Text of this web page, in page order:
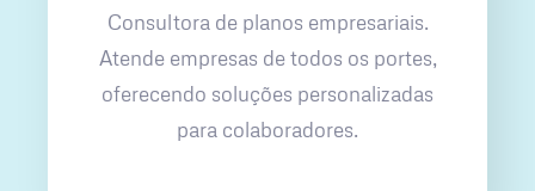
Consultora de planos empresariais.
Atende empresas de todos os portes,
oferecendo soluções personalizadas
para colaboradores.